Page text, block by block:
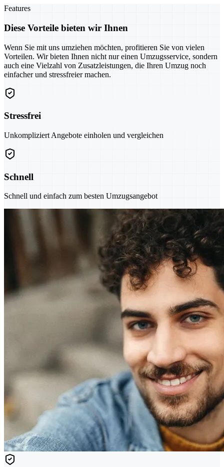
Features
Diese Vorteile bieten wir Ihnen
Wenn Sie mit uns umziehen möchten, profitieren Sie von vielen
Vorteilen. Wir bieten Ihnen nicht nur einen Umzugsservice, sondern
auch eine Vielzahl von Zusatzleistungen, die Ihren Umzug noch
einfacher und stressfreier machen.
Stressfrei
Unkompliziert Angebote einholen und vergleichen
Schnell
Schnell und einfach zum besten Umzugsangebot